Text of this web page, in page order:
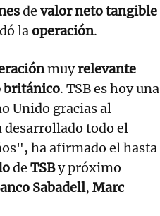
de valor neto tangible
laoperación.
muyrelevante
británico. TSB es hoy una
Unido gracias al
desarrollado todo el
ha afirmado el hasta
deTSBy próximo
Sabadell,Marc